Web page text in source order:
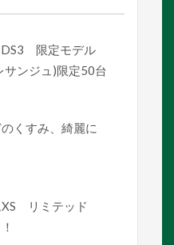
限定モデル
ンジュ)限定50台
くすみ、綺麗に
XS リミテッド